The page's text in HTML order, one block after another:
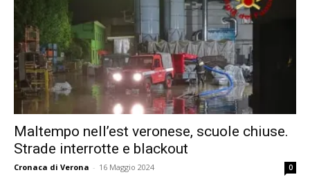
Maltempo nell’est veronese, scuole chiuse.
Strade interrotte e blackout
Cronaca di Verona - 16 Maggio 2024 0